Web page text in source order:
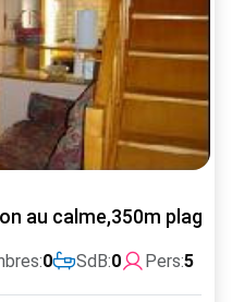
au calme,350m
0 SdB:0 Pers:5